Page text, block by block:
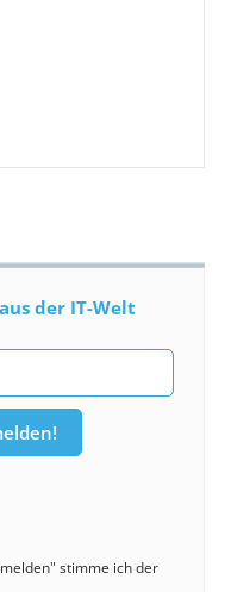
der IT-Welt
stimme ich der